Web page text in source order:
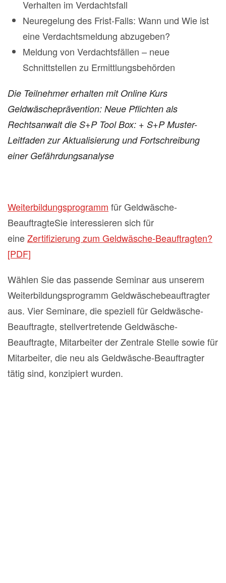
Verhalten im Verdachtsfall
Neuregelung des Frist-Falls: Wann und Wie ist
eine Verdachtsmeldung abzugeben?
Meldung von Verdachtsfällen – neue
Schnittstellen zu Ermittlungsbehörden
Die Teilnehmer erhalten mit Online Kurs
Geldwäscheprävention: Neue Pflichten als
Rechtsanwalt die S+P Tool Box: + S+P Muster-
Leitfaden zur Aktualisierung und Fortschreibung
einer Gefährdungsanalyse
Weiterbildungsprogramm für Geldwäsche-
BeauftragteSie interessieren sich für
eineZertifizierung zum Geldwäsche-Beauftragten?
[PDF]
Wählen Sie das passende Seminar aus unserem
Weiterbildungsprogramm Geldwäschebeauftragter
aus. Vier Seminare, die speziell für Geldwäsche-
Beauftragte, stellvertretende Geldwäsche-
Beauftragte, Mitarbeiter der Zentrale Stelle sowie für
Mitarbeiter, die neu als Geldwäsche-Beauftragter
tätig sind, konzipiert wurden.